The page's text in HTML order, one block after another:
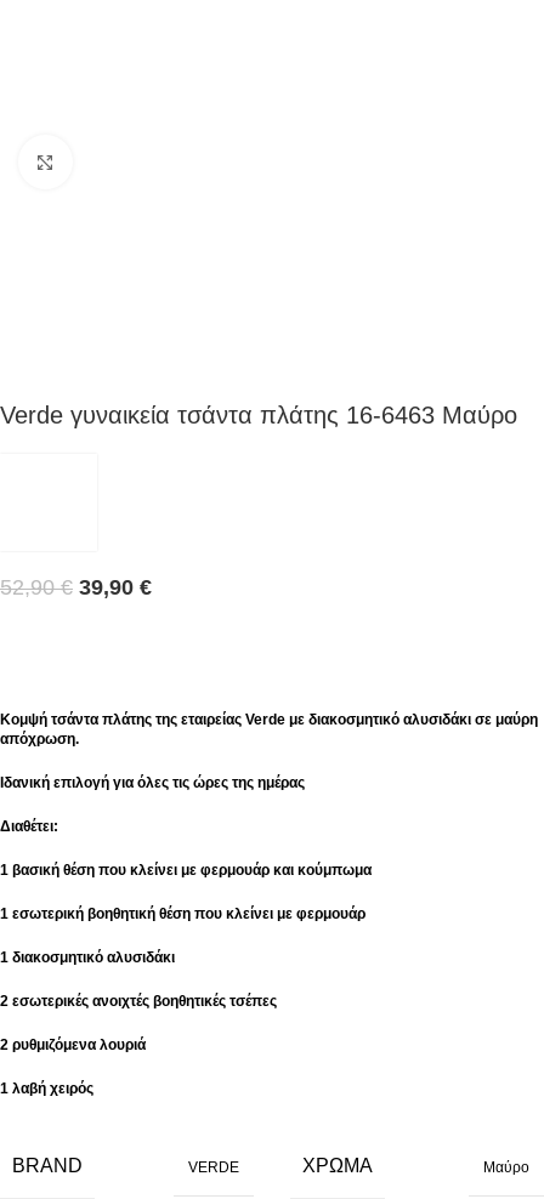
Verde γυναικεία τσάντα πλάτης 16-6463 Μαύρο
52,90€ 39,90 €
Κομψή τσάντα πλάτης της εταιρείας Verde με διακοσμητικό αλυσιδάκι σε μαύρη
απόχρωση.
Ιδανική επιλογή για όλες τις ώρες της ημέρας
Διαθέτει:
1 βασική θέση που κλείνει με φερμουάρ και κούμπωμα
1 εσωτερική βοηθητική θέση που κλείνει με φερμουάρ
1 διακοσμητικό αλυσιδάκι
2 εσωτερικές ανοιχτές βοηθητικές τσέπες
2 ρυθμιζόμενα λουριά
1 λαβή χειρός
BRAND VERDE ΧΡΏΜΑ Μαύρο